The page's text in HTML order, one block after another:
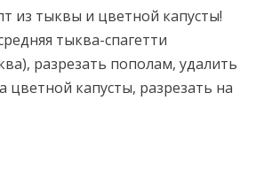
из тыквы и цветной капусты!
тыква-спагетти
разрезать пополам, удалить
цветной капусты, разрезать на